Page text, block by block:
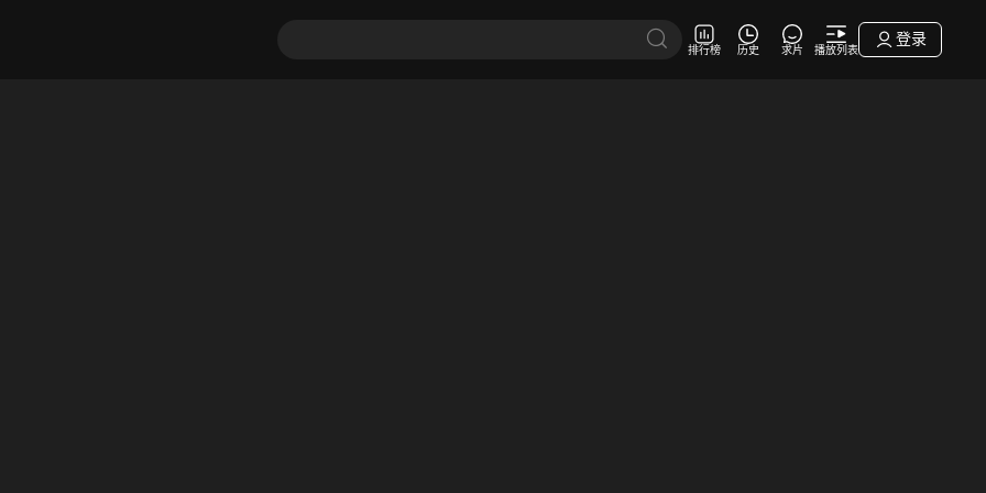
排行榜 历史 求片 播放列表
登录